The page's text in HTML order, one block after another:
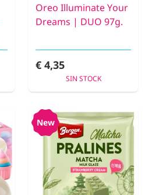
Oreo Illuminate Your
Dreams | DUO 97g.
€ 4,35
SIN STOCK
New